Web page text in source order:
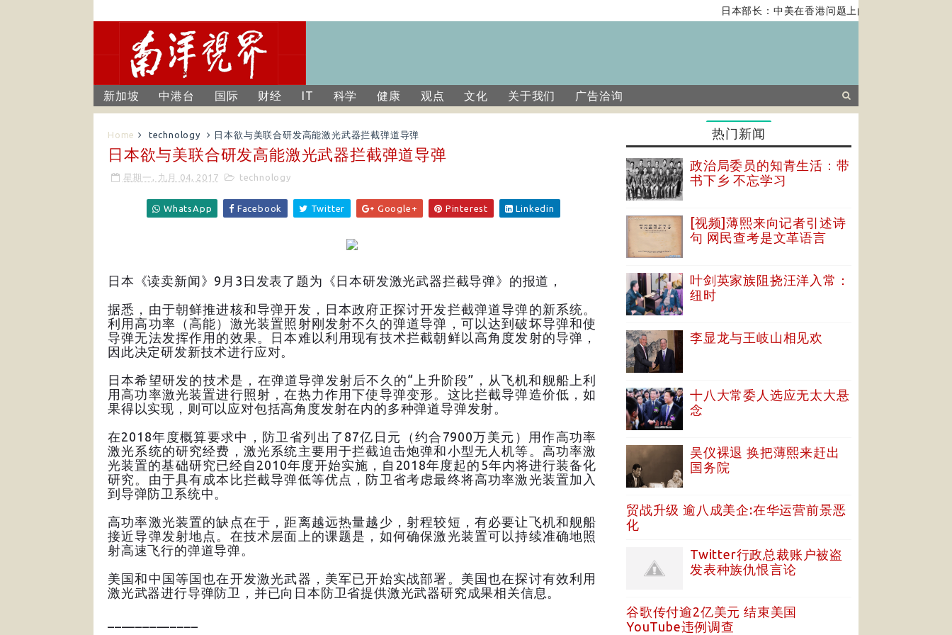
日本部长：中美在香港问题上的紧张关系对全球经
新加坡 中港台 国际 财经 IT 科学 健康 观点 文化 关于我们 广告洽询
Home technology 日本欲与美联合研发高能激光武器拦截弹道导弹
日本欲与美联合研发高能激光武器拦截弹道导弹
星期一, 九月 04, 2017 technology
WhatsApp Facebook Twitter Google+ Pinterest Linkedin
日本《读卖新闻》9月3日发表了题为《日本研发激光武器拦截导弹》的报道，
据悉，由于朝鲜推进核和导弹开发，日本政府正探讨开发拦截弹道导弹的新系统。
利用高功率（高能）激光装置照射刚发射不久的弹道导弹，可以达到破坏导弹和使
导弹无法发挥作用的效果。日本难以利用现有技术拦截朝鲜以高角度发射的导弹，
因此决定研发新技术进行应对。
日本希望研发的技术是，在弹道导弹发射后不久的“上升阶段”，从飞机和舰船上利
用高功率激光装置进行照射，在热力作用下使导弹变形。这比拦截导弹造价低，如
果得以实现，则可以应对包括高角度发射在内的多种弹道导弹发射。
在2018年度概算要求中，防卫省列出了87亿日元（约合7900万美元）用作高功率
激光系统的研究经费，激光系统主要用于拦截迫击炮弹和小型无人机等。高功率激
光装置的基础研究已经自2010年度开始实施，自2018年度起的5年内将进行装备化
研究。由于具有成本比拦截导弹低等优点，防卫省考虑最终将高功率激光装置加入
到导弹防卫系统中。
高功率激光装置的缺点在于，距离越远热量越少，射程较短，有必要让飞机和舰船
接近导弹发射地点。在技术层面上的课题是，如何确保激光装置可以持续准确地照
射高速飞行的弹道导弹。
美国和中国等国也在开发激光武器，美军已开始实战部署。美国也在探讨有效利用
激光武器进行导弹防卫，并已向日本防卫省提供激光武器研究成果相关信息。
热门新闻
政治局委员的知青生活：带
书下乡 不忘学习
[视频]薄熙来向记者引述诗
句 网民查考是文革语言
叶剑英家族阻挠汪洋入常：
纽时
李显龙与王岐山相见欢
十八大常委人选应无太大悬
念
吴仪裸退 换把薄熙来赶出
国务院
贸战升级 逾八成美企:在华运营前景恶
化
Twitter行政总裁账户被盗
发表种族仇恨言论
谷歌传付逾2亿美元 结束美国
YouTube违例调查